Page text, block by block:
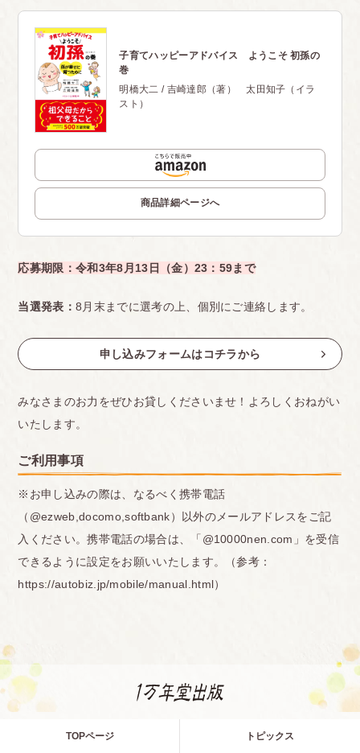
子育てハッピーアドバイス ようこそ 初孫の
巻
明橋大二 / 吉崎達郎（著） 太田知子（イラ
スト）
商品詳細ページへ
応募期限：令和3年8月13日（金）23：59まで
当選発表： 8月末までに選考の上、個別にご連絡します。
申し込みフォームはコチラから
みなさまのお力をぜひお貸しくださいませ！よろしくおねがい
いたします。
ご利用事項
※お申し込みの際は、なるべく携帯電話
（@ezweb,docomo,softbank）以外のメールアドレスをご記
入ください。携帯電話の場合は、「@10000nen.com」を受信
できるように設定をお願いいたします。（参考：
https://autobiz.jp/mobile/manual.html）
TOPページ トピックス